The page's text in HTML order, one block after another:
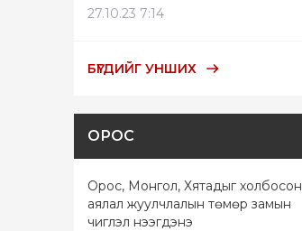
27.10.23 7:14
БҮГДИЙГ УНШИХ
ОРОС
Орос, Монгол, Хятадыг холбосон
аялал жуулчлалын төмөр замын
чиглэл нээгдэнэ